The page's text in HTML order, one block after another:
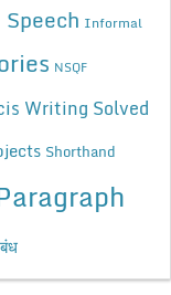
Informal
NSQF
Writing Solved
Shorthand